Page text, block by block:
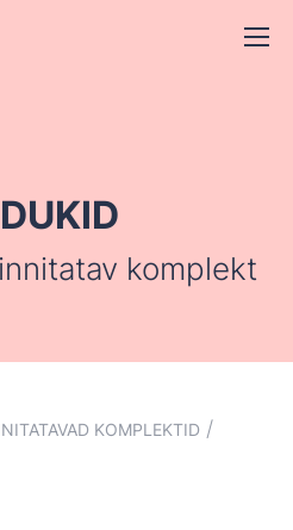
komplekt
KOMPLEKTID /